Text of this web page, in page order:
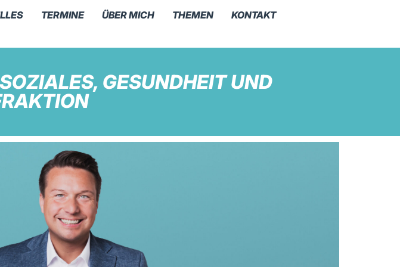
TERMINE ÜBER MICH THEMEN KONTAKT
GESUNDHEIT UND